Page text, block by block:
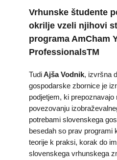
Vrhunske študente
okrilje vzeli njihovi
programa AmCham
ProfessionalsTM
TudiAjša Vodnik, izvršna
gospodarske zbornice je
podjetjem, ki prepoznavajo
povezovanju
potrebami slovenskega
besedah so prav programi
teorije k praksi, korak do
slovenskega vrhunskega